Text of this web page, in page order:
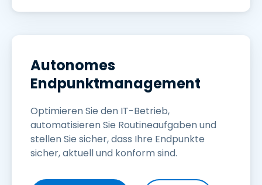
Autonomes
Endpunktmanagement
Optimieren Sie den IT-Betrieb,
automatisieren Sie Routineaufgaben und
stellen Sie sicher, dass Ihre Endpunkte
sicher, aktuell und konform sind.